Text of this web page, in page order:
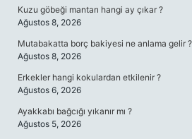
Kuzu göbeği mantarı hangi ay çıkar ?
Ağustos 8, 2026
Mutabakatta borç bakiyesi ne anlama gelir ?
Ağustos 8, 2026
Erkekler hangi kokulardan etkilenir ?
Ağustos 6, 2026
Ayakkabı bağcığı yıkanır mı ?
Ağustos 5, 2026